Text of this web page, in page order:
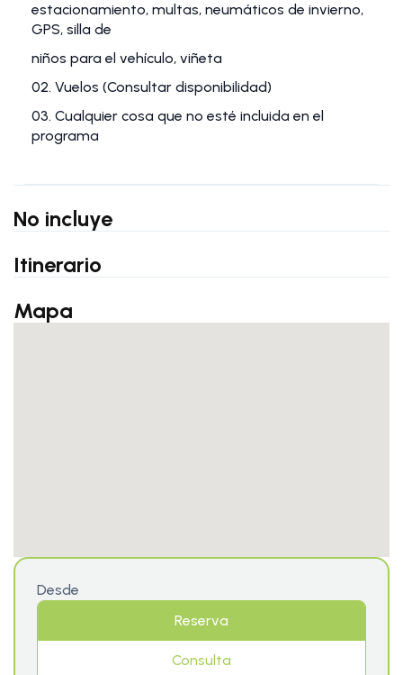
estacionamiento, multas, neumáticos de invierno,
GPS, silla de
niños para el vehículo, viñeta
02. Vuelos (Consultar disponibilidad)
03. Cualquier cosa que no esté incluida en el
programa
No incluye
Itinerario
Mapa
Desde
Reserva
Consulta